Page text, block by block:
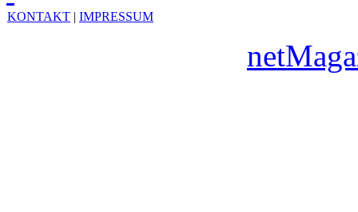
KONTAKT | IMPRESSUM